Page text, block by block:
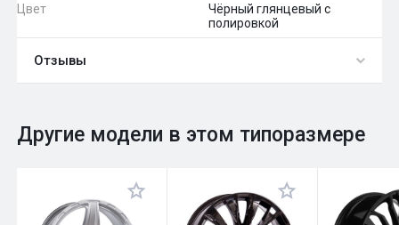
Цвет
Чёрный глянцевый с
полировкой
Отзывы
Оставить отзыв
Общий рейтинг 0
Другие модели в этом типоразмере